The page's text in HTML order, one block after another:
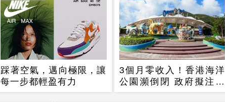
踩著空氣，邁向極限，讓
每一步都輕盈有力
3個月零收入！香港海洋
公園瀕倒閉 政府擬注資
207億